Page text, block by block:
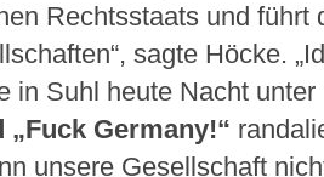
Rechtsstaats und führt
sagte Höcke.
in Suhl heute Nacht unter
„Fuck Germany!“
unsere Gesellschaft